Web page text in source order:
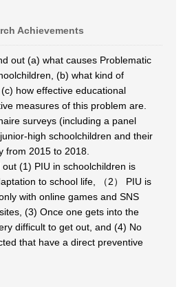
Achievements
out (a) what causes Problematic
(b) what kind of
how effective educational
measures of this problem are.
surveys (including a panel
high schoolchildren and their
from 2015 to 2018.
(1) PIU in schoolchildren is
to school life, （2） PIU is
with online games and SNS
(3) Once one gets into the
difficult to get out, and (4) No
that have a direct preventive